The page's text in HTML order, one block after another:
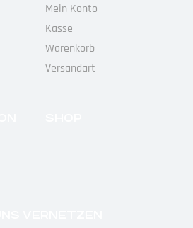
Mein Konto
Kasse
Warenkorb
Versandart